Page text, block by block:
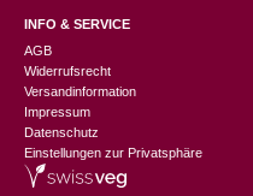
INFO & SERVICE
AGB
Widerrufsrecht
Versandinformation
Impressum
Datenschutz
Einstellungen zur Privatsphäre